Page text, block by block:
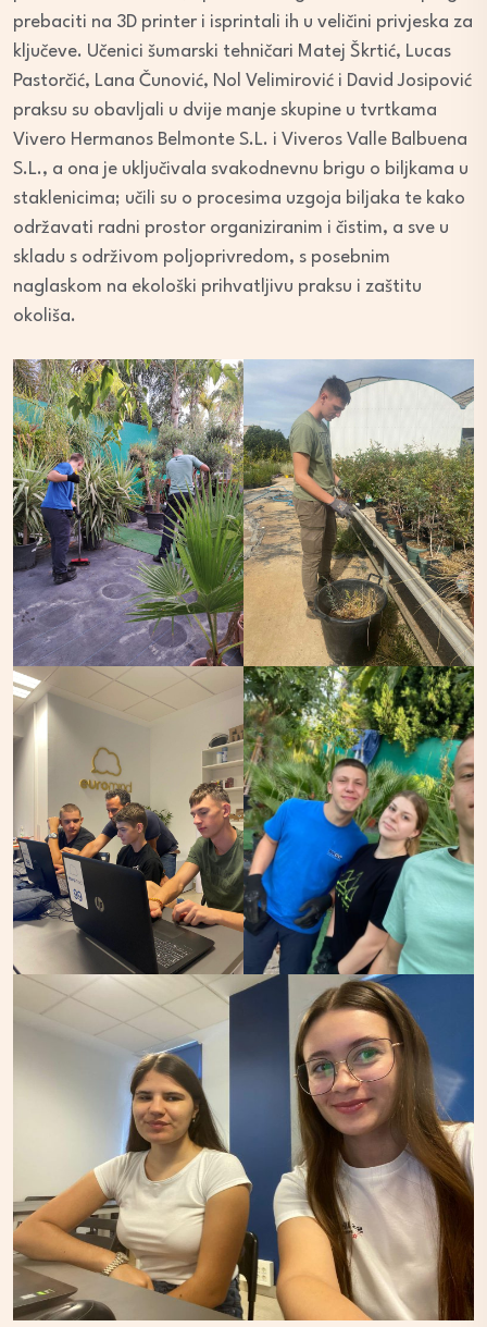
prebaciti na 3D printer i isprintali ih u veličini privjeska za
ključeve. Učenici šumarski tehničari Matej Škrtić, Lucas
Pastorčić, Lana Čunović, Nol Velimirović i David Josipović
praksu su obavljali u dvije manje skupine u tvrtkama
Vivero Hermanos Belmonte S.L. i Viveros Valle Balbuena
S.L., a ona je uključivala svakodnevnu brigu o biljkama u
staklenicima; učili su o procesima uzgoja biljaka te kako
održavati radni prostor organiziranim i čistim, a sve u
skladu s održivom poljoprivredom, s posebnim
naglaskom na ekološki prihvatljivu praksu i zaštitu
okoliša.